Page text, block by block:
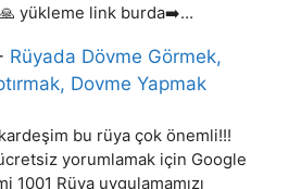
yükleme link burda➡️…
Rüyada Dövme Görmek,
Dovme Yapmak
bu rüya çok önemli!!!
ücretsiz yorumlamak için Google
1001 Rüya uygulamamızı